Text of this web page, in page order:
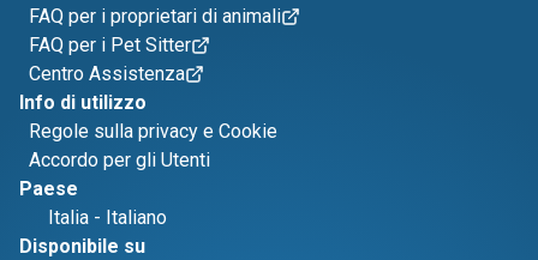
FAQ per i proprietari di animali
FAQ per i Pet Sitter
Centro Assistenza
Info di utilizzo
Regole sulla privacy e Cookie
Accordo per gli Utenti
Paese
Italia - Italiano
Disponibile su